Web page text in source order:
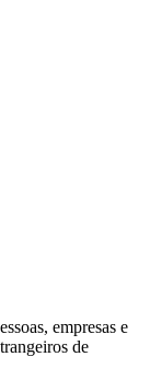
empresas e
de